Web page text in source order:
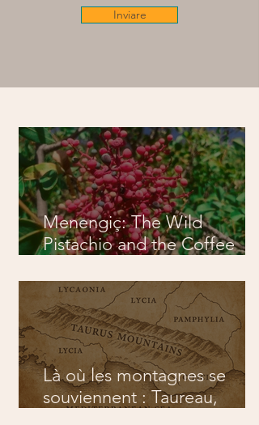
Inviare
Menengiç: The Wild
Pistachio and the Coffee
Là où les montagnes se
souviennent : Taureau,